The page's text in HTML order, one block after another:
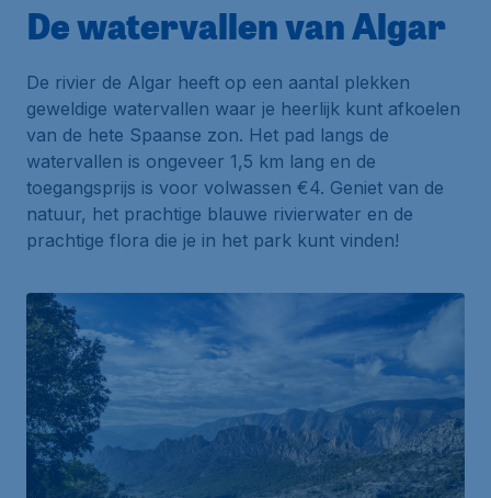
De watervallen van Algar
De rivier de Algar heeft op een aantal plekken
geweldige watervallen waar je heerlijk kunt afkoelen
van de hete Spaanse zon. Het pad langs de
watervallen is ongeveer 1,5 km lang en de
toegangsprijs is voor volwassen €4. Geniet van de
natuur, het prachtige blauwe rivierwater en de
prachtige flora die je in het park kunt vinden!